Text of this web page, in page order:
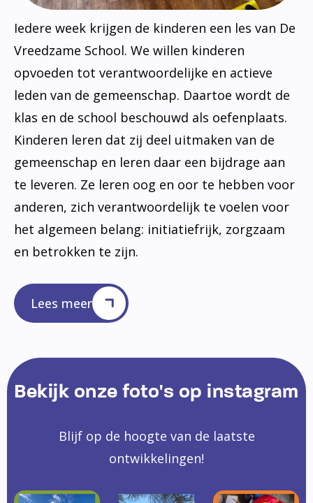
Iedere week krijgen de kinderen een les van De
Vreedzame School. We willen kinderen
opvoeden tot verantwoordelijke en actieve
leden van de gemeenschap. Daartoe wordt de
klas en de school beschouwd als oefenplaats.
Kinderen leren dat zij deel uitmaken van de
gemeenschap en leren daar een bijdrage aan
te leveren. Ze leren oog en oor te hebben voor
anderen, zich verantwoordelijk te voelen voor
het algemeen belang: initiatiefrijk, zorgzaam
en betrokken te zijn.
Lees meer
Bekijk onze foto's op instagram
Blijf op de hoogte van de laatste
ontwikkelingen!